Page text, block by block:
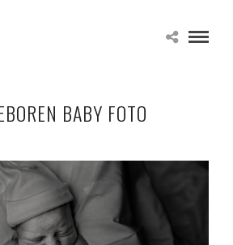
BABY FOTO